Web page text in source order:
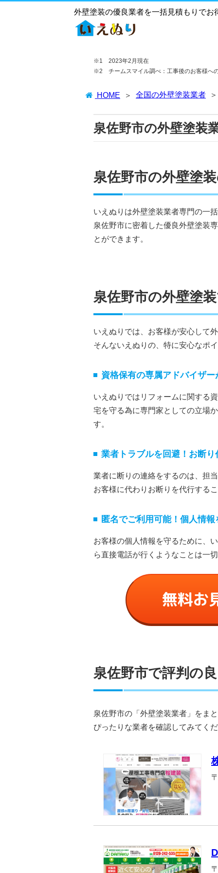
外壁塗装の優良業者を一括見積もりでお
※1 2023年2月現在
※2 チームスマイル調べ：工事後のお客様へ
HOME 全国の外壁塗装業者
泉佐野市の外壁塗装
泉佐野市の外壁塗
いえぬりは外壁塗装業者専門の一
泉佐野市に密着した優良外壁塗装
とができます。
泉佐野市の外壁塗
いえぬりでは、お客様が安心して
そんないえぬりの、特に安心なポ
資格保有の専属アドバイザー
いえぬりではリフォームに関する
宅を守る為に専門家としての立場
す。
業者トラブルを回避！お断り
業者に断りの連絡をするのは、担
お客様に代わりお断りを代⾏する
匿名でご利⽤可能！個⼈情
お客様の個⼈情報を守るために、
ら直接電話が⾏くようなことは⼀
無料お
泉佐野市で評判の
泉佐野市の「外壁塗装業者」をま
ぴったりな業者を確認してみてく